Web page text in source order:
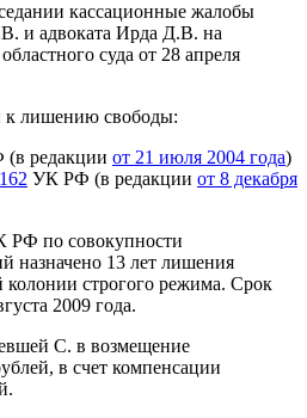
кассационные жалобы
и адвоката Ирда Д.В. на
суда от 28 апреля
лишению свободы:
редакции от 21 июля 2004 года)
УК РФ (в редакции от 8 декабря
РФ по совокупности
назначено 13 лет лишения
колонии строгого режима. Срок
2009 года.
C. в возмещение
в счет компенсации